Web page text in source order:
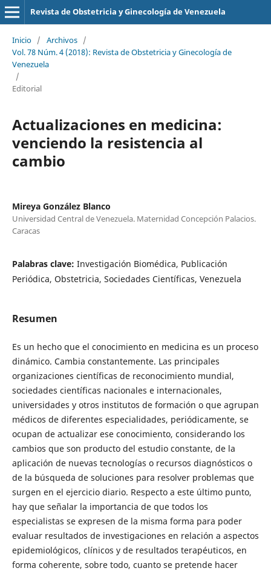
Revista de Obstetricia y Ginecología de Venezuela
Inicio / Archivos /
Vol. 78 Núm. 4 (2018): Revista de Obstetricia y Ginecología de
Venezuela
/
Editorial
Actualizaciones en medicina:
venciendo la resistencia al
cambio
Mireya González Blanco
Universidad Central de Venezuela. Maternidad Concepción Palacios.
Caracas
Palabras clave: Investigación Biomédica, Publicación
Periódica, Obstetricia, Sociedades Científicas, Venezuela
Resumen
Es un hecho que el conocimiento en medicina es un proceso
dinámico. Cambia constantemente. Las principales
organizaciones científicas de reconocimiento mundial,
sociedades científicas nacionales e internacionales,
universidades y otros institutos de formación o que agrupan
médicos de diferentes especialidades, periódicamente, se
ocupan de actualizar ese conocimiento, considerando los
cambios que son producto del estudio constante, de la
aplicación de nuevas tecnologías o recursos diagnósticos o
de la búsqueda de soluciones para resolver problemas que
surgen en el ejercicio diario. Respecto a este último punto,
hay que señalar la importancia de que todos los
especialistas se expresen de la misma forma para poder
evaluar resultados de investigaciones en relación a aspectos
epidemiológicos, clínicos y de resultados terapéuticos, en
forma coherente, sobre todo, cuanto se pretende hacer